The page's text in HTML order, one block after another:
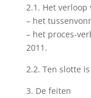
2.1. Het
– het
– het proces-
2011.
2.2. Ten slotte
3. De feiten